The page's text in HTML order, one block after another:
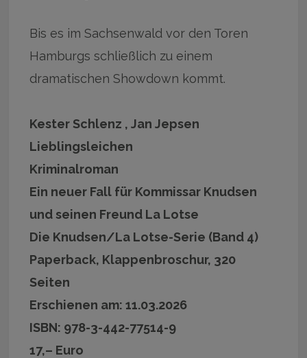
Bis es im Sachsenwald vor den Toren
Hamburgs schließlich zu einem
dramatischen Showdown kommt.
Kester Schlenz , Jan Jepsen
Lieblingsleichen
Kriminalroman
Ein neuer Fall für Kommissar Knudsen
und seinen Freund La Lotse
Die Knudsen/La Lotse-Serie (Band 4)
Paperback, Klappenbroschur, 320
Seiten
Erschienen am: 11.03.2026
ISBN: 978-3-442-77514-9
17,– Euro